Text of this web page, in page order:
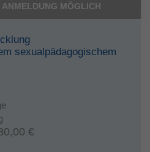
ANMELDUNG MÖGLICH
sexualpädagogischem
€